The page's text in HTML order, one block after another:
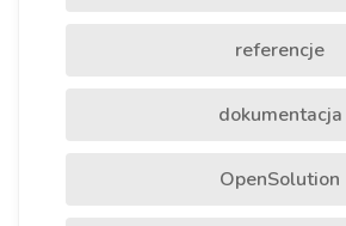
referencje
dokumentacja
OpenSolution